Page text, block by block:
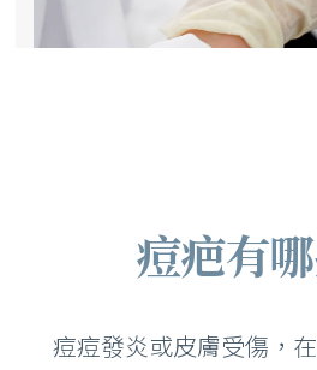
痘疤有
痘痘發炎或皮膚受傷，